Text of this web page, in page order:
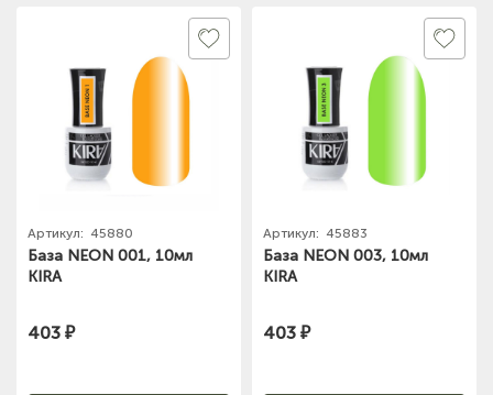
Артикул: 45880
База NEON 001, 10мл
KIRA
403 ₽
Артикул: 45883
База NEON 003, 10мл
KIRA
403 ₽